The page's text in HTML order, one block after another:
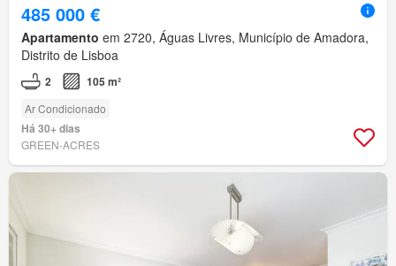
485 000 €
Apartamento em 2720, Águas Livres, Município de Amadora,
Distrito de Lisboa
2 105 m²
Ar Condicionado
Há 30+ dias
GREEN-ACRES